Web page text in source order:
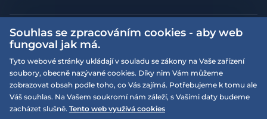
Jak nakupovat
Nejčastější dotazy
Doprava a platba
Vrácení a výměna zboží
Reklamace
Velikostní tabulky
Více informací
Obchodní podmínky
Podmínky EQS věrnostního klubu
On-line katalogy
Naše prodejny
EQS Rudná
Souhlas se zpracováním cookies - aby web
fungoval jak má.
Tyto webové stránky ukládají v souladu se zákony na Vaše zařízení
soubory, obecně nazývané cookies. Díky nim Vám můžeme
zobrazovat obsah podle toho, co Vás zajímá. Potřebujeme k tomu ale
Váš souhlas. Na Vašem soukromí nám záleží, s Vašimi daty budeme
zacházet slušně. Tento web využívá cookies